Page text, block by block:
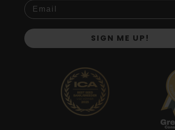
SIGN ME UP!